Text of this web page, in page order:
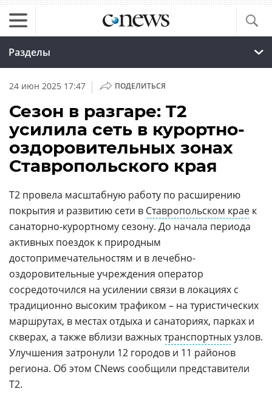
Разделы
24 июн 2025 17:47 | ПОДЕЛИТЬСЯ
Сезон в разгаре: T2
усилила сеть в курортно-
оздоровительных зонах
Ставропольского края
T2 провела масштабную работу по расширению
покрытия и развитию сети в Ставропольском крае к
санаторно-курортному сезону. До начала периода
активных поездок к природным
достопримечательностям и в лечебно-
оздоровительные учреждения оператор
сосредоточился на усилении связи в локациях с
традиционно высоким трафиком – на туристических
маршрутах, в местах отдыха и санаториях, парках и
скверах, а также вблизи важныхтранспортныхузлов.
Улучшения затронули 12 городов и 11 районов
региона. Об этом CNews сообщили представители
T2.